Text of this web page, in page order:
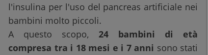
l'insulina per l'uso del pancreas artificiale nei
bambini molto piccoli.
A questo scopo, 24 bambini di età
compresa tra i 18 mesi e i 7 anni sono stati